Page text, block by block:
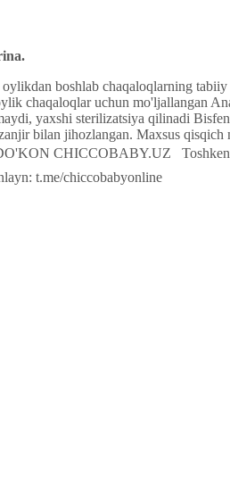
.
oylikdan boshlab chaqaloqlarning tabiiy
chaqaloqlar uchun mo'ljallangan
, yaxshi sterilizatsiya qilinadi
bilan jihozlangan. Maxsus qisqich
CHICCOBABY.UZ
: t.me/chiccobabyonline